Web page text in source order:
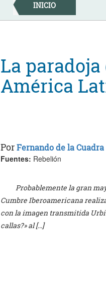
INICIO
La
América
PorFernando de la Cuadra
Fuentes: Rebelión
Probablemente la gran
Cumbre Iberoamericana
con la imagen transmitida Urbi
callas?» al […]